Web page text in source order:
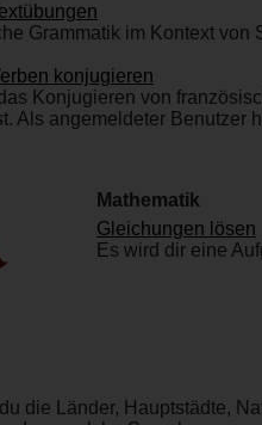
Grammatik im Kontext von
konjugieren
Konjugieren von
Als angemeldeter
Mathematik
Gleichungen lösen
Es wird dir eine
die Länder, Hauptstädte,